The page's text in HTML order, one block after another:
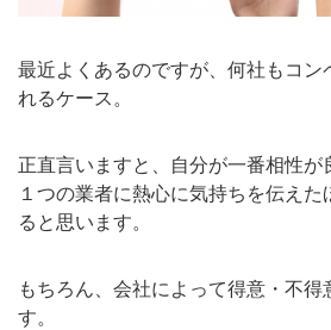
最近よくあるのですが、何社もコン
れるケース。
正直言いますと、自分が一番相性が
１つの業者に熱心に気持ちを伝えた
ると思います。
もちろん、会社によって得意・不得
す。